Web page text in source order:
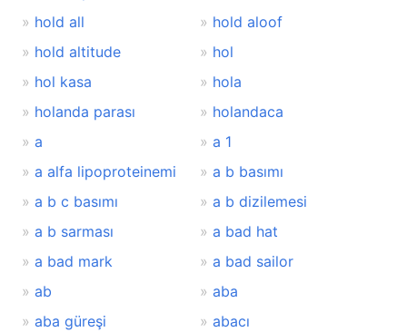
hold all
hold aloof
hold altitude
hol
hol kasa
hola
holanda parası
holandaca
a
a 1
a alfa lipoproteinemi
a b basımı
a b c basımı
a b dizilemesi
a b sarması
a bad hat
a bad mark
a bad sailor
ab
aba
aba güreşi
abacı